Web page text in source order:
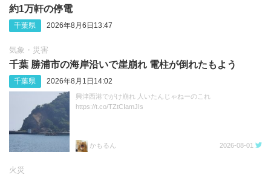
約1万軒の停電
千葉県 2026年8月6日13:47
気象・災害
千葉 勝浦市の海岸沿いで崖崩れ 電柱が倒れたもよう
千葉県 2026年8月1日14:02
興津西港でがけ崩れ 人いたんじゃねーのこれ
https://t.co/TZtCIamJIs
かもるん 2026-08-01
火災